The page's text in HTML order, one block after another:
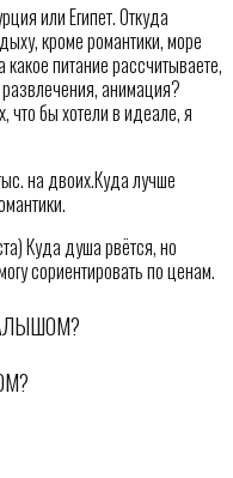
или Египет. Откуда
кроме романтики, море
какое питание рассчитываете,
анимация?
что бы хотели в идеале, я
на двоих.Куда лучше
Куда душа рвётся, но
сориентировать по ценам.